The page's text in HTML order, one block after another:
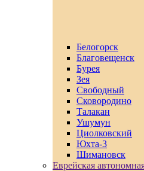
Белогорск
Благовещенск
Бурея
Зея
Свободный
Сковородино
Талакан
Ушумун
Циолковский
Юхта-3
Шимановск
Еврейская